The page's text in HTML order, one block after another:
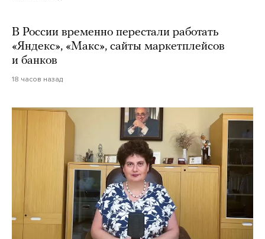
В России временно перестали работать
«Яндекс», «Макс», сайты маркетплейсов
и банков
18 часов назад